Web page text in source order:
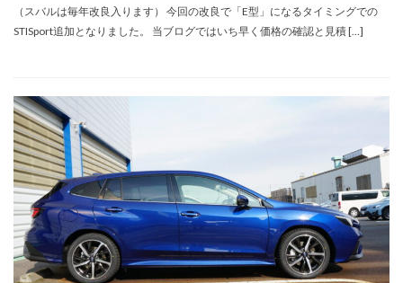
（スバルは毎年改良入ります） 今回の改良で「E型」になるタイミングでの
STISport追加となりました。 当ブログではいち早く価格の確認と見積 […]